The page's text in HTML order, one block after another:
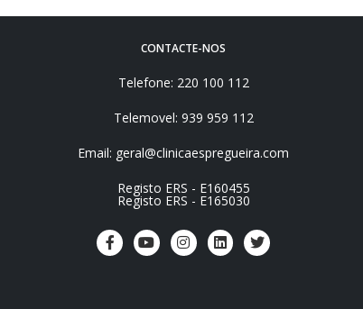
CONTACTE-NOS
Telefone: 220 100 112
Telemovel: 939 959 112
Email: geral@clinicaespregueira.com
Registo ERS - E160455
Registo ERS - E165030